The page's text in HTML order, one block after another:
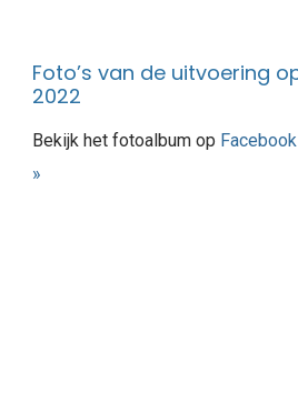
Foto’s van de uitvoering
2022
Bekijk het fotoalbum op
»